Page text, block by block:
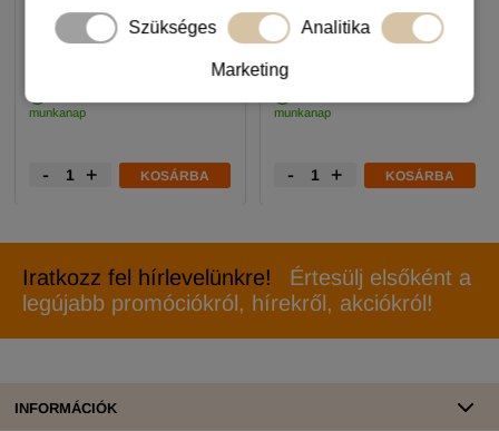
Szükséges Analitika
Marketing
11 990 Ft
munkanap
- + KOSÁRBA
11 990 Ft
-5%
munkanap
- + KOSÁRBA
Iratkozz fel hírlevelünkre!
Értesülj elsőként a
legújabb promóciókról, hírekről, akciókról!
INFORMÁCIÓK